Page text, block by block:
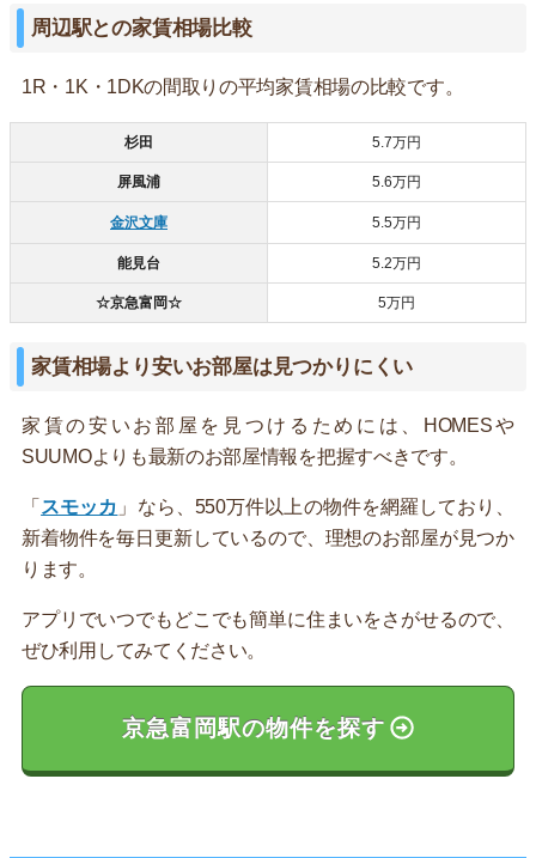
周辺駅との家賃相場比較
1R・1K・1DKの間取りの平均家賃相場の比較です。
杉田 5.7万円
屏風浦 5.6万円
金沢文庫 5.5万円
能見台 5.2万円
☆京急富岡☆ 5万円
家賃相場より安いお部屋は見つかりにくい
家賃の安いお部屋を見つけるためには、HOMESや
SUUMOよりも最新のお部屋情報を把握すべきです。
「 スモッカ 」なら、550万件以上の物件を網羅しており、
新着物件を毎日更新しているので、理想のお部屋が見つか
ります。
アプリでいつでもどこでも簡単に住まいをさがせるので、
ぜひ利用してみてください。
京急富岡駅の物件を探す